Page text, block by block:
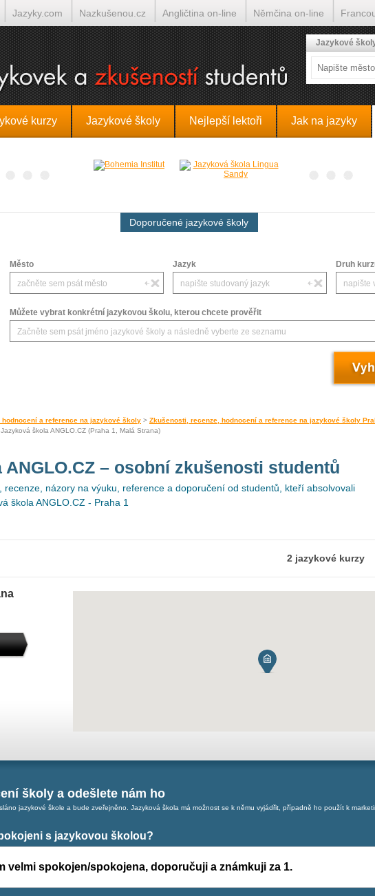
kurzy Jazykové školy Nejlepší lektoři Jak na jazyky
Doporučené jazykové školy
Město Jazyk Druh
Můžete vybrat konkrétní jazykovou školu, kterou chcete prověřit
a reference na jazykové školy > Zkušenosti, recenze, hodnocení a reference na jazykové školy
škola ANGLO.CZ (Praha 1, Malá Strana)
– osobní zkušenosti studentů
recenze, názory na výuku, reference a doporučení od studentů, kteří absolvovali
škola ANGLO.CZ - Praha 1
2 jazykové kurzy
školy a odešlete nám ho
jazykové škole a bude zveřejněno. Jazyková škola má možnost se k němu vyjádřit, případně ho použít k
s jazykovou školou?
velmi spokojen/spokojena, doporučuji a známkuji za 1.
Jazykové
Jazyky.com Nazkušenou.cz Angličtina on-line Němčina on-line
Tlumočí.cz